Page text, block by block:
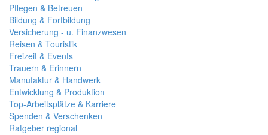
Pflegen & Betreuen
Bildung & Fortbildung
Versicherung - u. Finanzwesen
Reisen & Touristik
Freizeit & Events
Trauern & Erinnern
Manufaktur & Handwerk
Entwicklung & Produktion
Top-Arbeitsplätze & Karriere
Spenden & Verschenken
Ratgeber regional